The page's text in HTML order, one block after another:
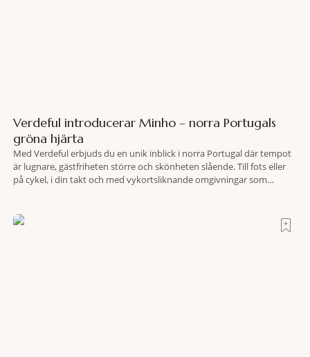
Verdeful introducerar Minho – norra Portugals
gröna hjärta
Med Verdeful erbjuds du en unik inblick i norra Portugal där tempot
är lugnare, gästfriheten större och skönheten slående. Till fots eller
på cykel, i din takt och med vykortsliknande omgivningar som
travel när det